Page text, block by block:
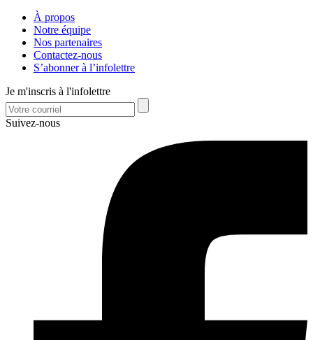
À propos
Notre équipe
Nos partenaires
Contactez-nous
S’abonner à l’infolettre
Je m'inscris à l'infolettre
Suivez-nous